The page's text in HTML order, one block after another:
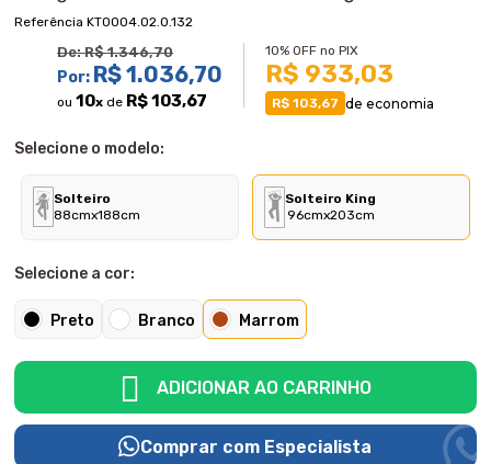
KT0004.02.0.132
De:R$ 1.346,70
Por: R$ 1.036,70
ou10x de R$ 103,67
10% OFF no PIX
R$ 933,03
R$ 103,67 de economia
Selecione o modelo:
Solteiro
88cmx188cm
Solteiro King
96cmx203cm
Selecione a cor:
Preto Branco Marrom
ADICIONAR AO CARRINHO
Comprar com Especialista